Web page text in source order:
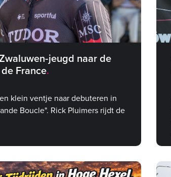
naar de
France
klein ventje naar debuteren in
Boucle". Rick Pluimers rijdt de